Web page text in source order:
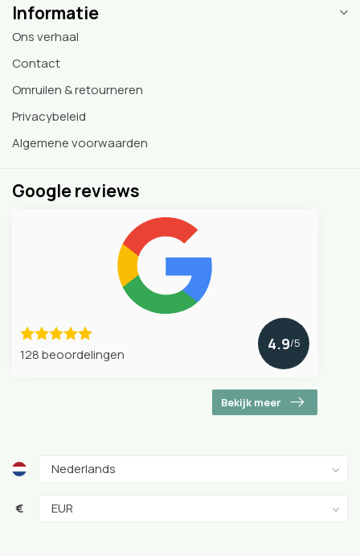
Informatie
Ons verhaal
Contact
Omruilen & retourneren
Privacybeleid
Algemene voorwaarden
Google reviews
128 beoordelingen
4.9/5
Bekijk meer
€